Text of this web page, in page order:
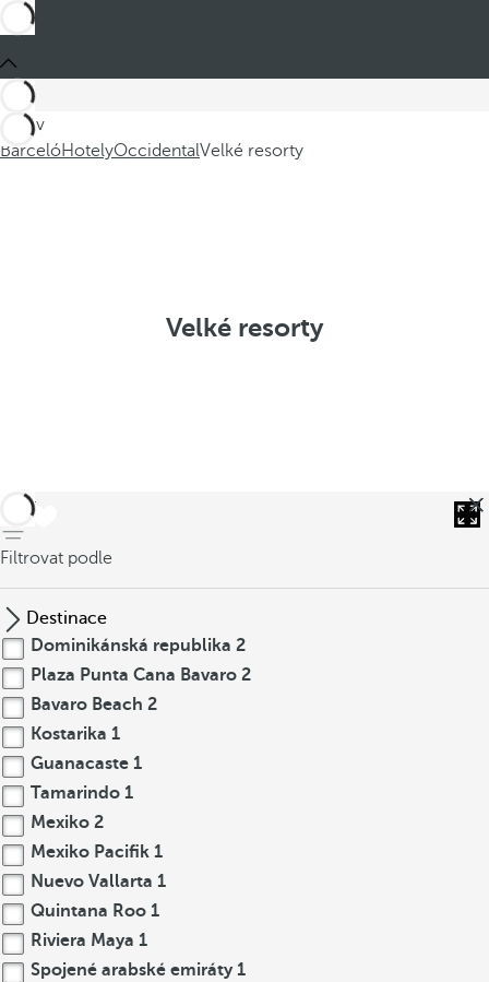
Jste v
BarcelóHotelyOccidentalVelké resorty
Velké resorty
Zpět
Filtrovat podle
Destinace
Dominikánská republika 2
Plaza Punta Cana Bavaro 2
Bavaro Beach 2
Kostarika 1
Guanacaste 1
Tamarindo 1
Mexiko 2
Mexiko Pacifik 1
Nuevo Vallarta 1
Quintana Roo 1
Riviera Maya 1
Spojené arabské emiráty 1